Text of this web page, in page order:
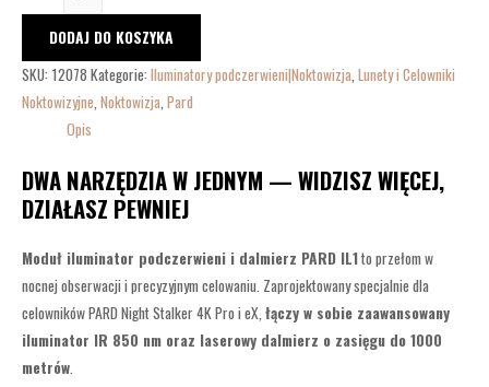
DODAJ DO KOSZYKA
SKU: 12078 Kategorie: Iluminatory podczerwieni|Noktowizja, Lunety i Celowniki
Noktowizyjne, Noktowizja, Pard
Opis
DWA NARZĘDZIA W JEDNYM — WIDZISZ WIĘCEJ,
DZIAŁASZ PEWNIEJ
Moduł iluminator podczerwieni i dalmierz PARD IL1to przełom w
nocnej obserwacji i precyzyjnym celowaniu. Zaprojektowany specjalnie dla
celowników PARD Night Stalker 4K Pro i eX, łączy w sobie zaawansowany
iluminator IR 850 nm oraz laserowy dalmierz o zasięgu do 1000
metrów